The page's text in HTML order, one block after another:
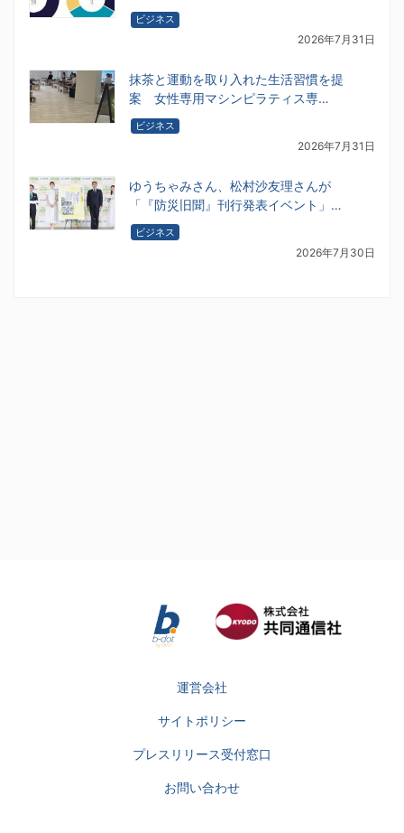
ビジネス
2026年7月31日
抹茶と運動を取り入れた生活習慣を提
案 女性専用マシンピラティス専…
ビジネス
2026年7月31日
ゆうちゃみさん、松村沙友理さんが
「『防災旧聞』刊行発表イベント」…
ビジネス
2026年7月30日
運営会社
サイトポリシー
プレスリリース受付窓口
お問い合わせ